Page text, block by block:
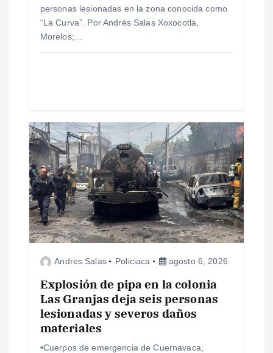
a
s
personas lesionadas en la zona conocida como
“La Curva”. Por Andrés Salas Xoxocotla,
Morelos;…
Andres Salas Policiaca agosto 6, 2026
Explosión de pipa en la colonia
Las Granjas deja seis personas
lesionadas y severos daños
materiales
•Cuerpos de emergencia de Cuernavaca,